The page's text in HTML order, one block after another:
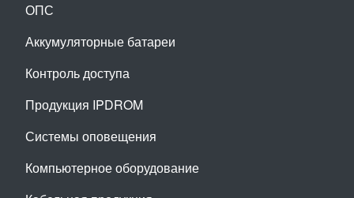
ОПС
Аккумуляторные батареи
Контроль доступа
Продукция IPDROM
Системы оповещения
Компьютерное оборудование